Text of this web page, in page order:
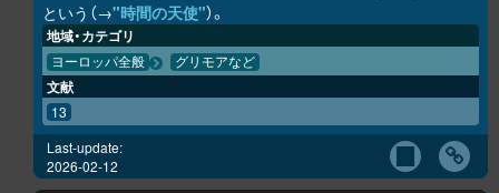
という（→"時間の天使"）。
地域・カテゴリ
ヨーロッパ全般 グリモアなど
文献
13
Last-update:
2026-02-12